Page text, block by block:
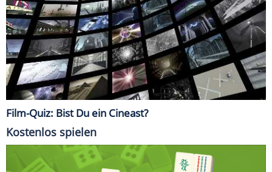
Film-Quiz: Bist Du ein Cineast?
Kostenlos spielen